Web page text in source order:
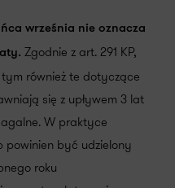
września nie oznacza
Zgodnie z art. 291 KP,
również te dotyczące
się z upływem 3 lat
W praktyce
powinien być udzielony
roku